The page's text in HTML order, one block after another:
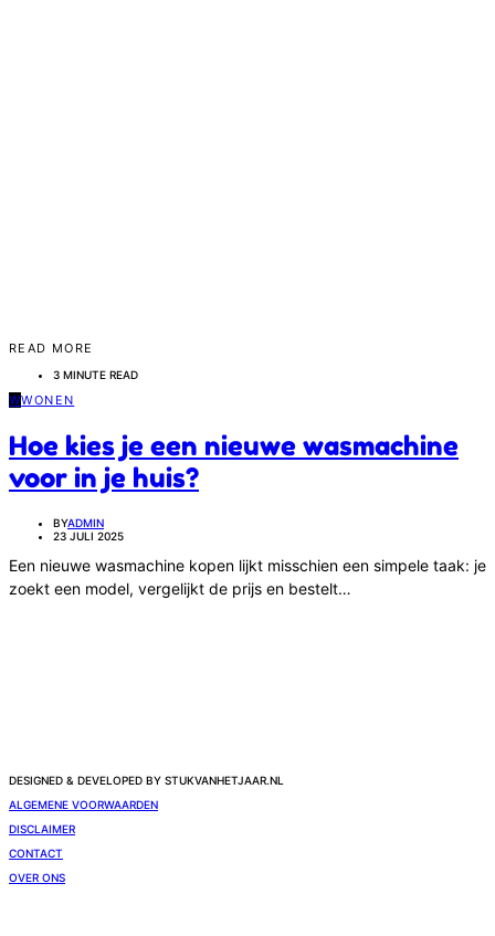
READ MORE
3 MINUTE READ
WWONEN
Hoe kies je een nieuwe wasmachine
voor in je huis?
BYADMIN
23 JULI 2025
Een nieuwe wasmachine kopen lijkt misschien een simpele taak: je
zoekt een model, vergelijkt de prijs en bestelt…
DESIGNED & DEVELOPED BY STUKVANHETJAAR.NL
ALGEMENE VOORWAARDEN
DISCLAIMER
CONTACT
OVER ONS